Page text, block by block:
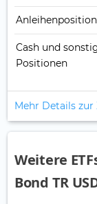
Cash und
Positionen
Mehr Details
Weitere
Bond TR